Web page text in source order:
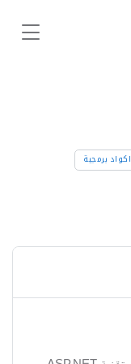
اكواد برمجية